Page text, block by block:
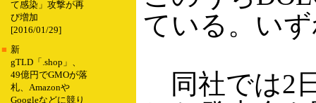
て感染」攻撃が再
び増加
[2016/01/29]
■ 新
gTLD「.shop」、
49億円でGMOが落
札、Amazonや
Googleなどに競り
ている。い
同社では2